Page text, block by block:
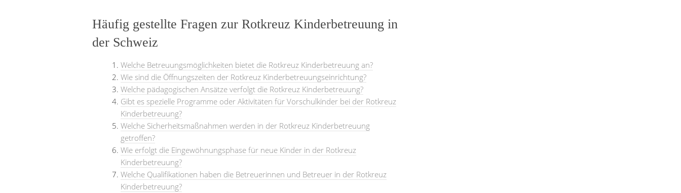
Häufig gestellte Fragen zur Rotkreuz Kinderbetreuung in
der Schweiz
Welche Betreuungsmöglichkeiten bietet die Rotkreuz Kinderbetreuung an?
Wie sind die Öffnungszeiten der Rotkreuz Kinderbetreuungseinrichtung?
Welche pädagogischen Ansätze verfolgt die Rotkreuz Kinderbetreuung?
Gibt es spezielle Programme oder Aktivitäten für Vorschulkinder bei der Rotkreuz
Kinderbetreuung?
Welche Sicherheitsmaßnahmen werden in der Rotkreuz Kinderbetreuung
getroffen?
Wie erfolgt die Eingewöhnungsphase für neue Kinder in der Rotkreuz
Kinderbetreuung?
Welche Qualifikationen haben die Betreuerinnen und Betreuer in der Rotkreuz
Kinderbetreuung?